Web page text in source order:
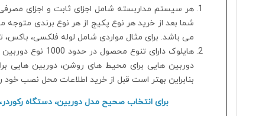
هر سیستم مداربسته شامل اجزای ثابت و اجزای
می باشد. برای مثال مواردی شامل لوله فلکسی،
هایلوک دارای
دوربین هایی برای محیط های روشن، دوربین هایی
بنابراین بهتر است قبل از خرید اطلاعات محل نصب
برای انتخاب صحیح مدل دوربین، دستگاه